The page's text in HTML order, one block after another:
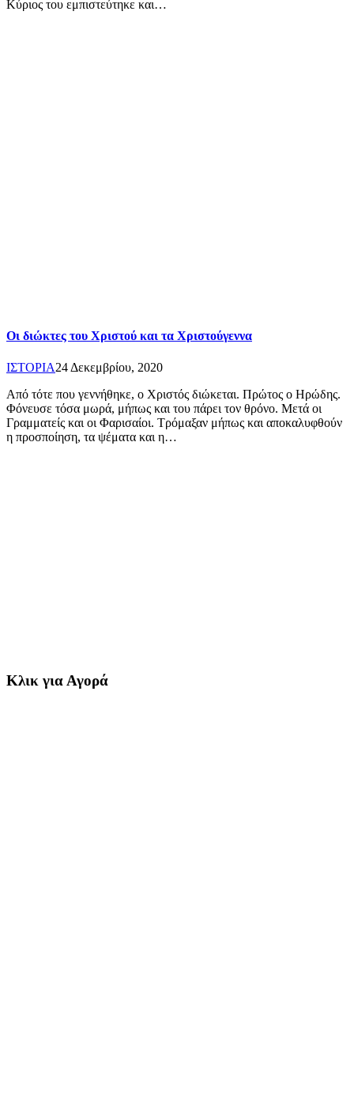
Κύριος του εμπιστεύτηκε και…
Οι διώκτες του Χριστού και τα Χριστούγεννα
ΙΣΤΟΡΙΑ24 Δεκεμβρίου, 2020
Από τότε που γεννήθηκε, ο Χριστός διώκεται. Πρώτος ο Ηρώδης.
Φόνευσε τόσα μωρά, μήπως και του πάρει τον θρόνο. Μετά οι
Γραμματείς και οι Φαρισαίοι. Τρόμαξαν μήπως και αποκαλυφθούν
η προσποίηση, τα ψέματα και η…
Κλικ για Αγορά